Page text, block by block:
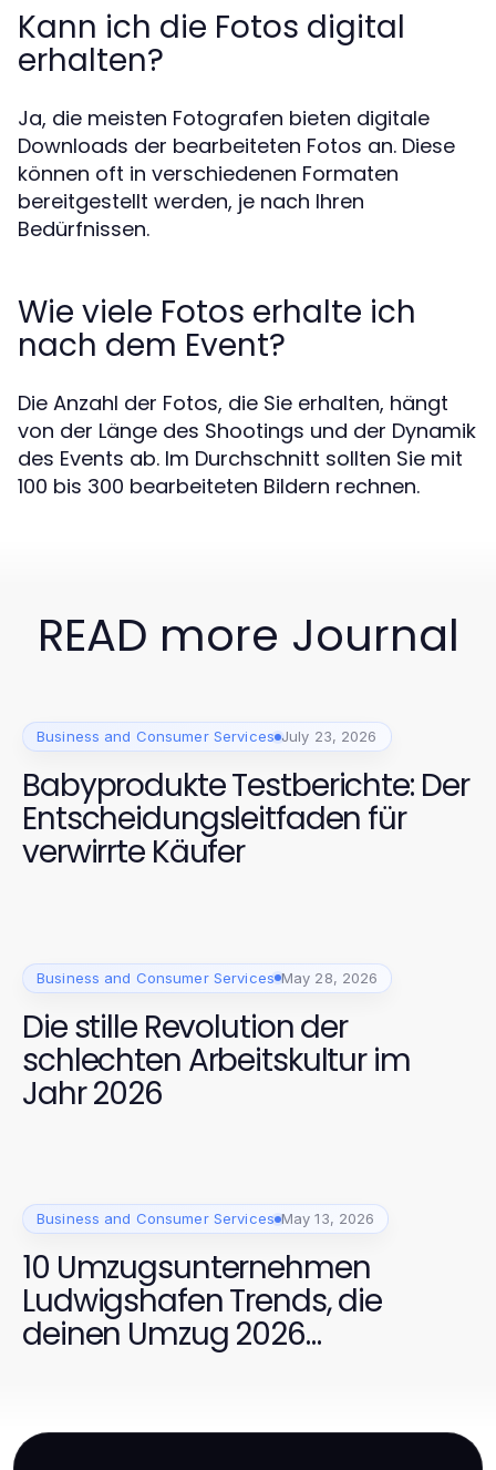
Kann ich die Fotos digital
erhalten?
Ja, die meisten Fotografen bieten digitale
Downloads der bearbeiteten Fotos an. Diese
können oft in verschiedenen Formaten
bereitgestellt werden, je nach Ihren
Bedürfnissen.
Wie viele Fotos erhalte ich
nach dem Event?
Die Anzahl der Fotos, die Sie erhalten, hängt
von der Länge des Shootings und der Dynamik
des Events ab. Im Durchschnitt sollten Sie mit
100 bis 300 bearbeiteten Bildern rechnen.
READ more Journal
Business and Consumer Services July 23, 2026
Babyprodukte Testberichte: Der
Entscheidungsleitfaden für
verwirrte Käufer
Business and Consumer Services May 28, 2026
Die stille Revolution der
schlechten Arbeitskultur im
Jahr 2026
Business and Consumer Services May 13, 2026
10 Umzugsunternehmen
Ludwigshafen Trends, die
deinen Umzug 2026